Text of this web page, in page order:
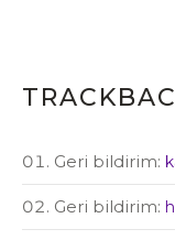
Geri bildirim:
Geri bildirim: